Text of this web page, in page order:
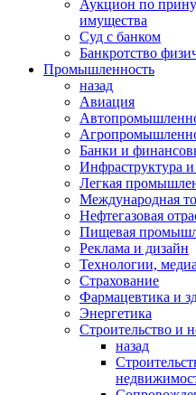
Аукцион по
имущества
Суд с банком
Банкротство
Промышленность
назад
Авиация
Банки и
Инфраструктура и
Легкая
Международная
Нефтегазовая
Пищевая
Реклама и дизайн
Технологии,
Страхование
Фармацевтика и
Энергетика
Строительство и
назад